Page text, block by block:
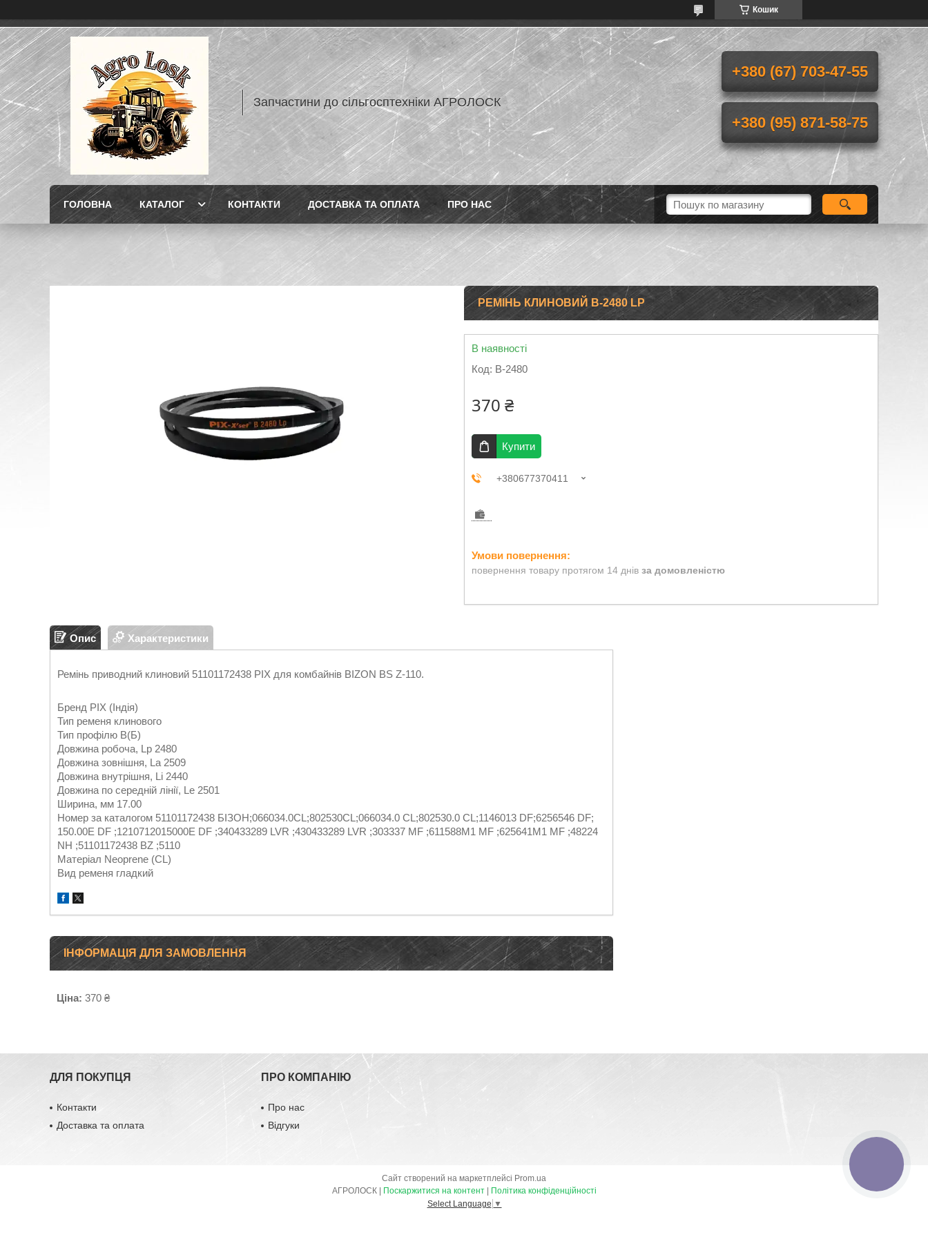
Кошик
Запчастини до сільгосптехніки АГРОЛОСК
+380 (67) 703-47-55
+380 (95) 871-58-75
ГОЛОВНА КАТАЛОГ КОНТАКТИ ДОСТАВКА ТА ОПЛАТА ПРО НАС
РЕМІНЬ КЛИНОВИЙ B-2480 LP
В наявності
Код: B-2480
370 ₴
Купити
+380677370411
повернення товару протягом 14 днів за домовленістю
Опис Характеристики
Ремінь приводний клиновий 51101172438 PIX для комбайнів BIZON BS Z-110.
Бренд PIX (Індія)
Тип ременя клинового
Тип профілю B(Б)
Довжина робоча, Lp 2480
Довжина зовнішня, La 2509
Довжина внутрішня, Li 2440
Довжина по середній лінії, Le 2501
Ширина, мм 17.00
Номер за каталогом 51101172438 БІЗОН;066034.0CL;802530CL;066034.0 CL;802530.0 CL;1146013 DF;6256546 DF;
150.00E DF ;1210712015000E DF ;340433289 LVR ;430433289 LVR ;303337 MF ;611588M1 MF ;625641M1 MF ;48224
NH ;51101172438 BZ ;5110
Матеріал Neoprene (CL)
Вид ременя гладкий
ІНФОРМАЦІЯ ДЛЯ ЗАМОВЛЕННЯ
Ціна: 370 ₴
ДЛЯ ПОКУПЦЯ
Контакти
Доставка та оплата
ПРО КОМПАНІЮ
Про нас
Відгуки
Сайт створений на маркетплейсі Prom.ua
Поскаржитися на контент
Політика конфіденційності
Select Language ▼